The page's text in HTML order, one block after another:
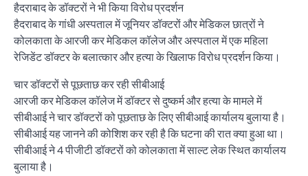
हैदराबाद के डॉक्टरों ने भी किया विरोध प्रदर्शन
हैदराबाद के गांधी अस्पताल में जूनियर डॉक्टरों और मेडिकल छात्रों ने
कोलकाता के आरजी कर मेडिकल कॉलेज और अस्पताल में एक महिला
रेजिडेंट डॉक्टर के बलात्कार और हत्या के खिलाफ विरोध प्रदर्शन किया।
चार डॉक्टरों से पूछताछ कर रही सीबीआई
आरजी कर मेडिकल कॉलेज में डॉक्टर से दुष्कर्म और हत्या के मामले में
सीबीआई ने चार डॉक्टरों को पूछताछ के लिए सीबीआई कार्यालय बुलाया है।
सीबीआई यह जानने की कोशिश कर रही है कि घटना की रात क्या हुआ था।
सीबीआई ने 4 पीजीटी डॉक्टरों को कोलकाता में साल्ट लेक स्थित कार्यालय
बुलाया है।